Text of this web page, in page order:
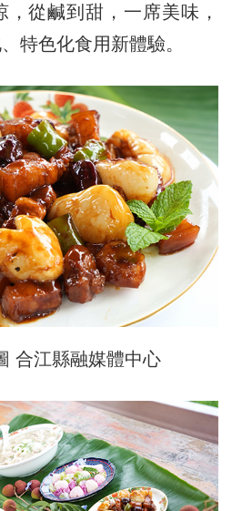
從鹹到甜，一席美味，
特色化食用新體驗。
合江縣融媒體中心